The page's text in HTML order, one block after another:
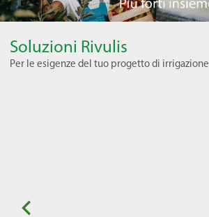
Soluzioni Rivulis
Per le esigenze del tuo progetto di irrigazione